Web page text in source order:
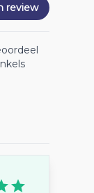
review